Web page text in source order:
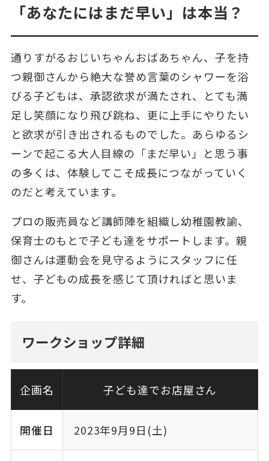
「あなたにはまだ早い」は本当？
通りすがるおじいちゃんおばあちゃん、子を持
つ親御さんから絶大な誉め言葉のシャワーを浴
びる子どもは、承認欲求が満たされ、とても満
足し笑顔になり飛び跳ね、更に上手にやりたい
と欲求が引き出されるものでした。あらゆるシ
ーンで起こる大人目線の「まだ早い」と思う事
の多くは、体験してこそ成長につながっていく
のだと考えています。
プロの販売員など講師陣を組織し幼稚園教諭、
保育士のもとで子ども達をサポートします。親
御さんは運動会を見守るようにスタッフに任
せ、子どもの成長を感じて頂ければと思いま
す。
ワークショップ詳細
企画名 子ども達でお店屋さん
開催日 2023年9月9日(土)